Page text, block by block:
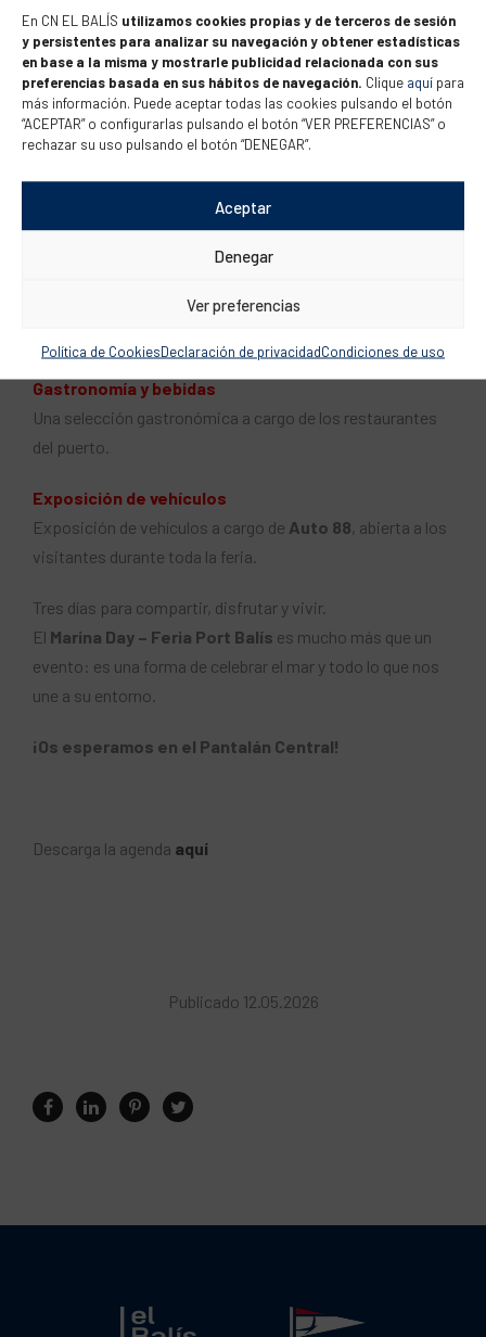
En CN EL BALÍS utilizamos cookies propias y de terceros de sesión
y persistentes para analizar su navegación y obtener estadísticas
en base a la misma y mostrarle publicidad relacionada con sus
preferencias basada en sus hábitos de navegación. Clique aquí para
más información. Puede aceptar todas las cookies pulsando el botón
“ACEPTAR” o configurarlas pulsando el botón “VER PREFERENCIAS” o
rechazar su uso pulsando el botón “DENEGAR”.
Aceptar
Denegar
Ver preferencias
Política de CookiesDeclaración de privacidadCondiciones de uso
20.30 h
Domingo 7 de junio – Happy Market:de 12 h a 14.30
h
Música en vivo
La música en directo pondrá ritmo y ambiente a cada
Viernes 5 de junio:de 20.30 h a 22 h
Sábado 6 de junio:de 20.30 h a 22 h
Gastronomía y bebidas
Una selección gastronómica a cargo de los restaurantes
del puerto.
Exposición de vehículos
Exposición de vehículos a cargo de Auto 88, abierta a los
visitantes durante toda la feria.
Tres días para compartir, disfrutar y vivir.
El Marina Day – Feria Port Balís es mucho más que un
evento: es una forma de celebrar el mar y todo lo que nos
une a su entorno.
¡Os esperamos en el Pantalán Central!
Descarga la agenda aquí
Publicado 12.05.2026